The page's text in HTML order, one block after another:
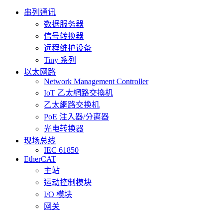
串列通讯
数据服务器
信号转换器
远程维护设备
Tiny 系列
以太网路
Network Management Controller
IoT 乙太網路交換机
乙太網路交换机
PoE 注入器/分离器
光电转换器
现场总线
IEC 61850
EtherCAT
主站
运动控制模块
I/O 模块
网关